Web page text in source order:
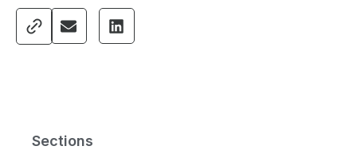
Sections